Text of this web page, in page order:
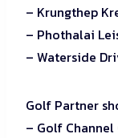
– Krungthep
– Phothalai
– Waterside
Golf Partner
– Golf